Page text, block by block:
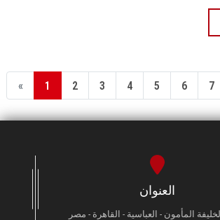
« 1 2 3 4 5 6 7
العنوان
المأمون - العباسية - القاهرة - مصر